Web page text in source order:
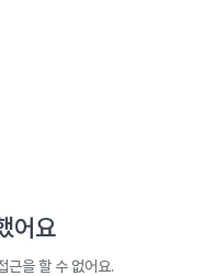
어요
근을 할 수 없어요.